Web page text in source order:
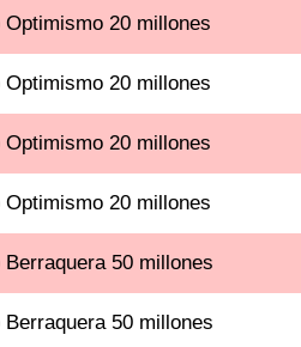
Optimismo 20 millones
Optimismo 20 millones
Optimismo 20 millones
Optimismo 20 millones
Berraquera 50 millones
Berraquera 50 millones